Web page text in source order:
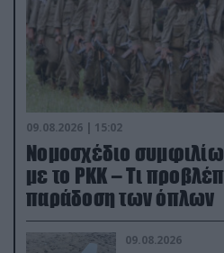
09.08.2026 | 15:02
Νομοσχέδιο
με το ΡΚΚ – Τι
παράδοση των όπλων
09.08.2026